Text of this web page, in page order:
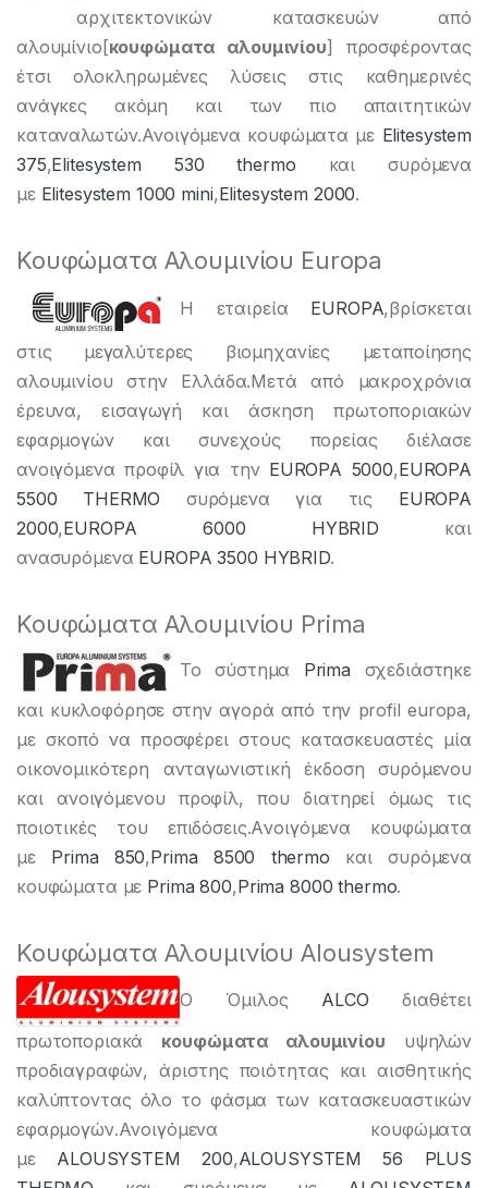
αρχιτεκτονικών κατασκευών από
αλουμίνιο[κουφώματα αλουμινίου] προσφέροντας
έτσι ολοκληρωμένες λύσεις στις καθημερινές
ανάγκες ακόμη και των πιο απαιτητικών
καταναλωτών.Ανοιγόμενα κουφώματα με Elitesystem
375,Elitesystem 530 thermo και συρόμενα
με Elitesystem 1000 mini,Elitesystem 2000.
Κουφώματα Αλουμινίου Europa
Η εταιρεία EUROPA,βρίσκεται
στις μεγαλύτερες βιομηχανίες μεταποίησης
αλουμινίου στην Ελλάδα.Μετά από μακροχρόνια
έρευνα, εισαγωγή και άσκηση πρωτοποριακών
εφαρμογών και συνεχούς πορείας διέλασε
ανοιγόμενα προφίλ για την EUROPA 5000,EUROPA
5500 THERMO συρόμενα για τις EUROPA
2000,EUROPA 6000 HYBRID και
ανασυρόμενα EUROPA 3500 HYBRID.
Κουφώματα Αλουμινίου Prima
To σύστημα Prima σχεδιάστηκε
και κυκλοφόρησε στην αγορά από την profil europa,
με σκοπό να προσφέρει στους κατασκευαστές μία
οικονομικότερη ανταγωνιστική έκδοση συρόμενου
και ανοιγόμενου προφίλ, που διατηρεί όμως τις
ποιοτικές του επιδόσεις.Aνοιγόμενα κουφώματα
με Prima 850,Prima 8500 thermo και συρόμενα
κουφώματα με Prima 800,Prima 8000 thermo.
Κουφώματα Αλουμινίου Alousystem
Ο Όμιλος ALCO διαθέτει
πρωτοποριακά κουφώματα αλουμινίου υψηλών
προδιαγραφών, άριστης ποιότητας και αισθητικής
καλύπτοντας όλο το φάσμα των κατασκευαστικών
εφαρμογών.Aνοιγόμενα κουφώματα
με ALOUSYSTEM 200,ALOUSYSTEM 56 PLUS